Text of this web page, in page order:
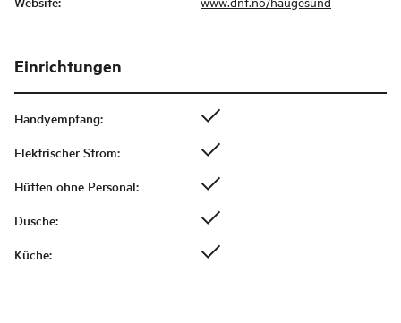
Einrichtungen
Handyempfang:
Elektrischer Strom:
Hütten ohne Personal:
Dusche:
Küche: